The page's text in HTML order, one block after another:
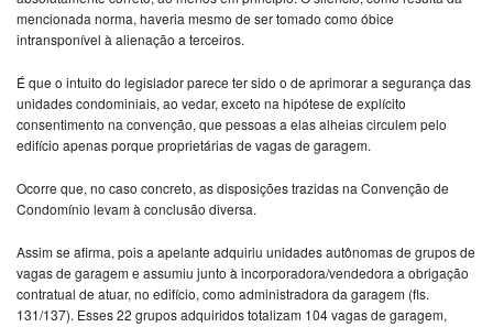
mencionada norma, haveria mesmo de ser tomado como óbice
intransponível à alienação a terceiros.
É que o intuito do legislador parece ter sido o de aprimorar a segurança das
unidades condominiais, ao vedar, exceto na hipótese de explícito
consentimento na convenção, que pessoas a elas alheias circulem pelo
edifício apenas porque proprietárias de vagas de garagem.
Ocorre que, no caso concreto, as disposições trazidas na Convenção de
Condomínio levam à conclusão diversa.
Assim se afirma, pois a apelante adquiriu unidades autônomas de grupos de
vagas de garagem e assumiu junto à incorporadora/vendedora a obrigação
contratual de atuar, no edifício, como administradora da garagem (fls.
131/137). Esses 22 grupos adquiridos totalizam 104 vagas de garagem,